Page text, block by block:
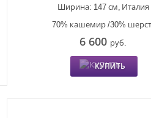
Италия
Ширина: 147 см,
70% кашемир /30%
6 600 руб.
КУПИТЬ